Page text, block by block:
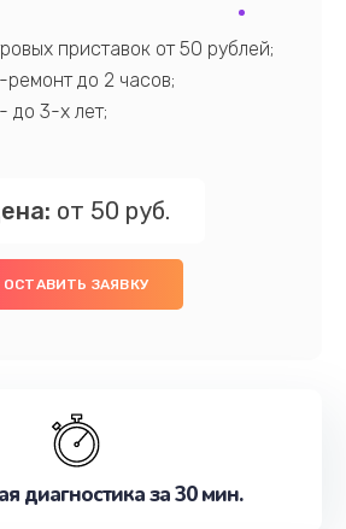
приставок от 50 рублей;
до 2 часов;
до 3-х лет;
от 50 руб.
ОСТАВИТЬ ЗАЯВКУ
диагностика за 30 мин.